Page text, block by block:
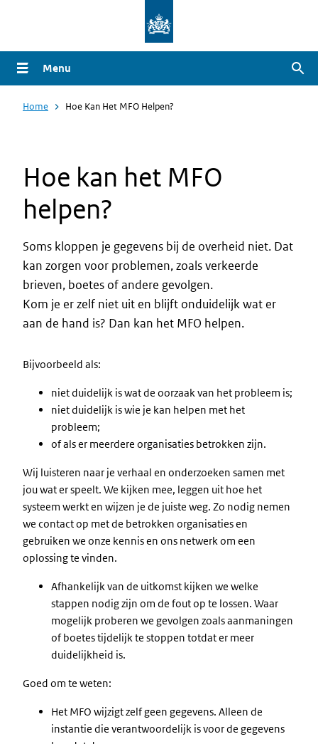
naar
de
gaan
Menu
Home Hoe Kan Het MFO Helpen?
Hoe kan het MFO
helpen?
Soms kloppen je gegevens bij de overheid niet. Dat
kan zorgen voor problemen, zoals verkeerde
brieven, boetes of andere gevolgen.
Kom je er zelf niet uit en blijft onduidelijk wat er
aan de hand is? Dan kan het MFO helpen.
Bijvoorbeeld als:
niet duidelijk is wat de oorzaak van het probleem is;
niet duidelijk is wie je kan helpen met het
probleem;
of als er meerdere organisaties betrokken zijn.
Wij luisteren naar je verhaal en onderzoeken samen met
jou wat er speelt. We kijken mee, leggen uit hoe het
systeem werkt en wijzen je de juiste weg. Zo nodig nemen
we contact op met de betrokken organisaties en
gebruiken we onze kennis en ons netwerk om een
oplossing te vinden.
Afhankelijk van de uitkomst kijken we welke
stappen nodig zijn om de fout op te lossen. Waar
mogelijk proberen we gevolgen zoals aanmaningen
of boetes tijdelijk te stoppen totdat er meer
duidelijkheid is.
Goed om te weten:
Het MFO wijzigt zelf geen gegevens. Alleen de
instantie die verantwoordelijk is voor de gegevens